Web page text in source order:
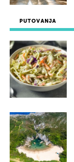
PUTOVANJA